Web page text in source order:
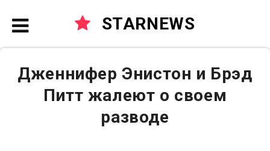
STARNEWS
Дженнифер Энистон и Брэд
Питт жалеют о своем
разводе